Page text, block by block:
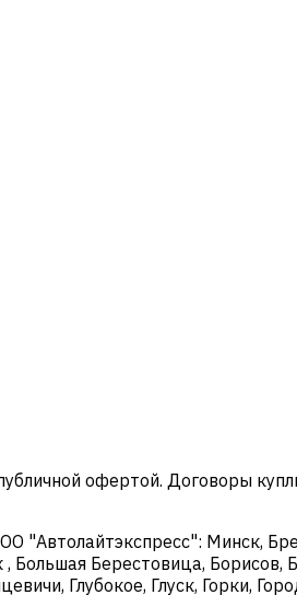
офертой. Договоры
"Автолайтэкспресс": Минск,
Большая Берестовица,
Глубокое, Глуск, Горки,